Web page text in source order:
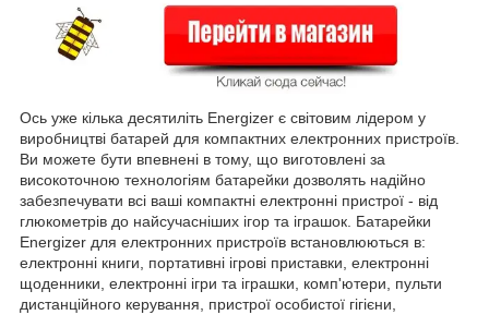
Ось уже кілька десятиліть Energizer є світовим лідером у
виробництві батарей для компактних електронних пристроїв.
Ви можете бути впевнені в тому, що виготовлені за
високоточною технологіям батарейки дозволять надійно
забезпечувати всі ваші компактні електронні пристрої - від
глюкометрів до найсучасніших ігор та іграшок. Батарейки
Energizer для електронних пристроїв встановлюються в:
електронні книги, портативні ігрові приставки, електронні
щоденники, електронні ігри та іграшки, комп'ютери, пульти
дистанційного керування, пристрої особистої гігієни,